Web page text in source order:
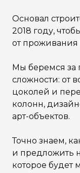
Основал
2018 году,
от проживания
Мы беремся за
сложности: от
цоколей и
колонн,
арт-объектов.
Точно знаем,
и предложить
которое будет